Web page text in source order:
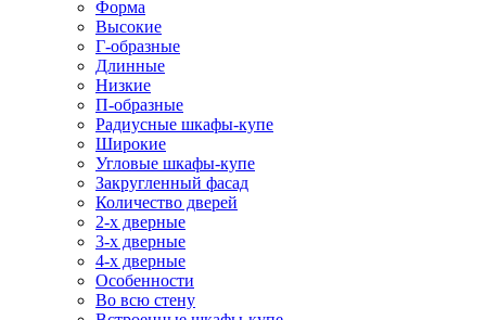
Форма
Высокие
Г-образные
Длинные
Низкие
П-образные
Радиусные шкафы-купе
Широкие
Угловые шкафы-купе
Закругленный фасад
Количество дверей
2-х дверные
3-х дверные
4-х дверные
Особенности
Во всю стену